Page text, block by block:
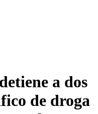
a dos
de droga